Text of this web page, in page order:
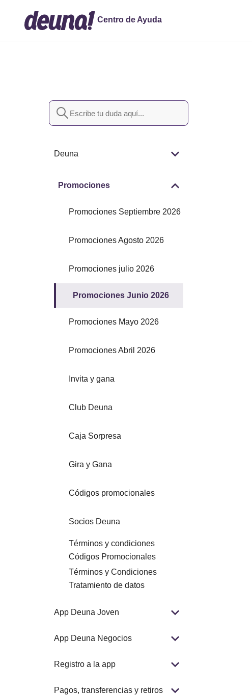
Centro de Ayuda
Búsqueda
Deuna
Promociones
Promociones Septiembre 2026
Promociones Agosto 2026
Promociones julio 2026
Promociones Junio 2026
Promociones Mayo 2026
Promociones Abril 2026
Invita y gana
Club Deuna
Caja Sorpresa
Gira y Gana
Códigos promocionales
Socios Deuna
Términos y condiciones
Códigos Promocionales
Términos y Condiciones
Tratamiento de datos
App Deuna Joven
App Deuna Negocios
Registro a la app
Pagos, transferencias y retiros